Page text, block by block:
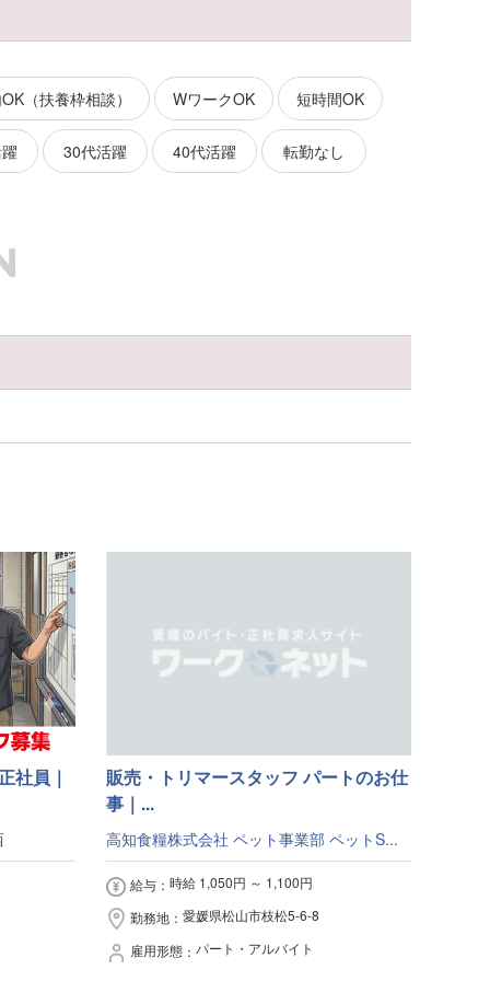
（扶養枠相談） WワークOK 短時間OK
30代活躍 40代活躍 転勤なし
社員｜
販売・トリマースタッフ パートのお仕
事｜...
高知食糧株式会社 ペット事業部 ペットS...
給与
時給 1,050円 ～ 1,100円
勤務地
愛媛県松山市枝松5-6-8
雇用形態
パート・アルバイト